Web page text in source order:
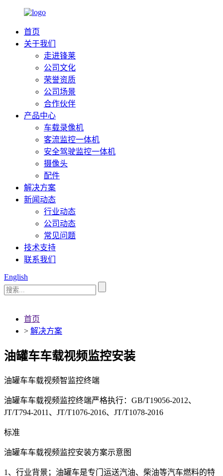
首页
关于我们
走进锋莱
公司文化
荣誉资质
公司场景
合作伙伴
产品中心
车载录像机
客流监控一体机
安全驾驶监控一体机
摄像头
配件
解决方案
新闻动态
行业动态
公司动态
常见问题
技术支持
联系我们
English
首页
> 解决方案
油罐车车载视频监控安装
油罐车车载视频智监控终端
油罐车车载视频监控终端严格执行：GB/T19056-2012、
JT/T794-2011、JT/T1076-2016、JT/T1078-2016
标准
油罐车车载视频监控安装方案示意图
1、行业背景；油罐车是专门运送汽油、柴油等汽车燃料的特